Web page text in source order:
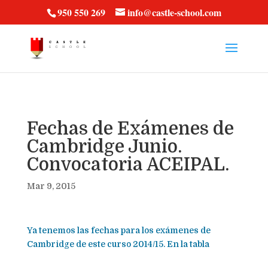
950 550 269 info@castle-school.com
Fechas de Exámenes de
Cambridge Junio.
Convocatoria ACEIPAL.
Mar 9, 2015
Ya tenemos las fechas para los exámenes de
Cambridge de este curso 2014/15. En la tabla